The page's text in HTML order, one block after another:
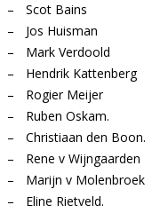
–
Scot Bains
–
Jos Huisman
–
Mark Verdoold
–
Hendrik Kattenberg
–
Rogier Meijer
–
Ruben Oskam.
–
Christiaan den Boon.
–
Rene v Wijngaarden
–
Marijn v Molenbroek
–
Eline Rietveld.